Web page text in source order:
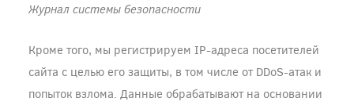
Журнал системы безопасности
Кроме того, мы регистрируем IP-адреса посетителей
сайта с целью его защиты, в том числе от DDoS-атак и
попыток взлома. Данные обрабатывают на основании